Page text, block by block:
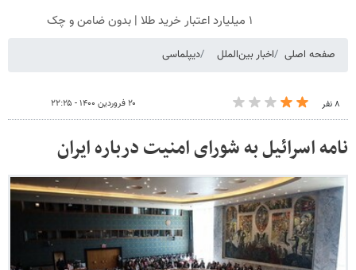
۱ میلیارد اعتبار خرید طلا | بدون ضامن و چک
صفحه اصلی اخبار بین‌الملل دیپلماسی
۸ نفر ۲۰ فروردین ۱۴۰۰ - ۲۲:۲۵
نامه اسرائیل به شورای امنیت درباره ایران